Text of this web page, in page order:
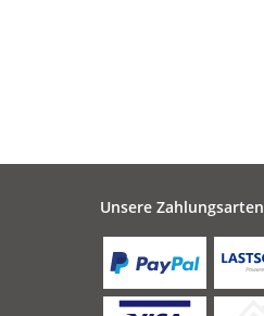
Unsere Zahlungsarten